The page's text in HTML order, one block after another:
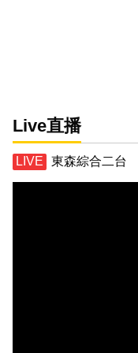
Live直播
東森綜合二台